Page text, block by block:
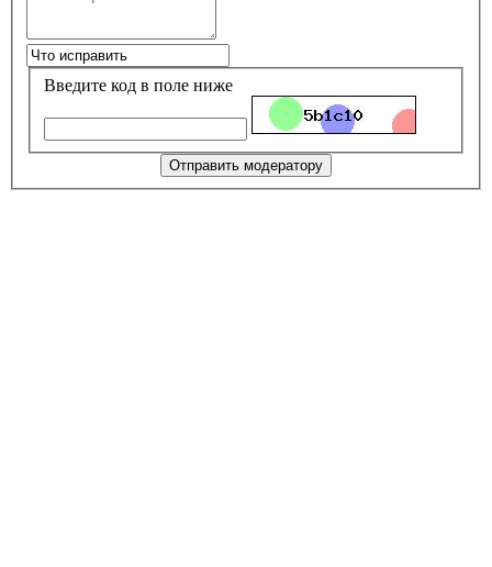
Введите код в поле ниже
Отправить модератору